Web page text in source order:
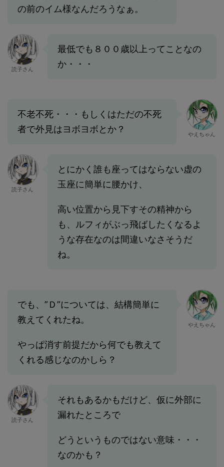
の前のイム様なんだろうなぁ。
読子さん
最低でも８００歳以上ってことなの
か・・・
不老不死・・・もしくはただの不死
者で外見はヨボヨボとか？
やえちゃん
読子さん
とにかく誰も座ってはならない虚の
玉座に簡単に腰かけ、
高い位置から見下すその精神から
も、ルフィがぶっ飛ばしたくなるよ
うな存在なのは間違いなさそうだ
ね。
でも、”Ｄ”については、結構簡単に
教えてくれたね。
やっぱ消す前提だから何でも教えて
くれる感じなのかしら？
やえちゃん
読子さん
それもあるかもだけど、仮に外部に
漏れたところで
どうというものではない意味・・・
なのかも？